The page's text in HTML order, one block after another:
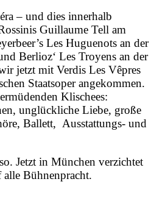
– und dies innerhalb
Guillaume Tell am
Les Huguenots an der
Berlioz‘ Les Troyens an der
jetzt mit Verdis Les Vêpres
Staatsoper angekommen.
Klischees:
unglückliche Liebe, große
Ballett, Ausstattungs- und
Jetzt in München verzichtet
alle Bühnenpracht.